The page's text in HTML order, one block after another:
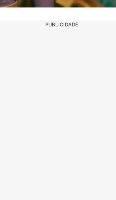
PUBLICIDADE